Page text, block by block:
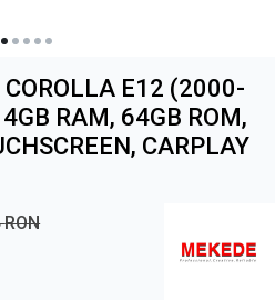
COROLLA E12 (2000-
RAM, 64GB ROM,
CARPLAY
RON